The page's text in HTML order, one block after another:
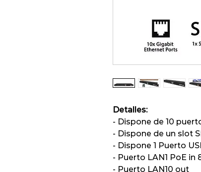
Detalles:
- Dispone de 10
- Dispone de un slot
- Dispone 1 Puerto
- Puerto LAN1 PoE
- Puerto LAN10 out